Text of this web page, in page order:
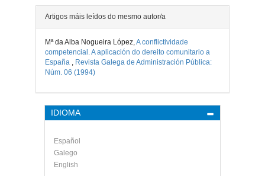
Artigos máis leídos do mesmo autor/a
Mª da Alba Nogueira López, A conflictividade
competencial. A aplicación do dereito comunitario a
España
Revista Galega de Administración Pública:
Núm. 06 (1994)
IDIOMA
Español
Galego
English